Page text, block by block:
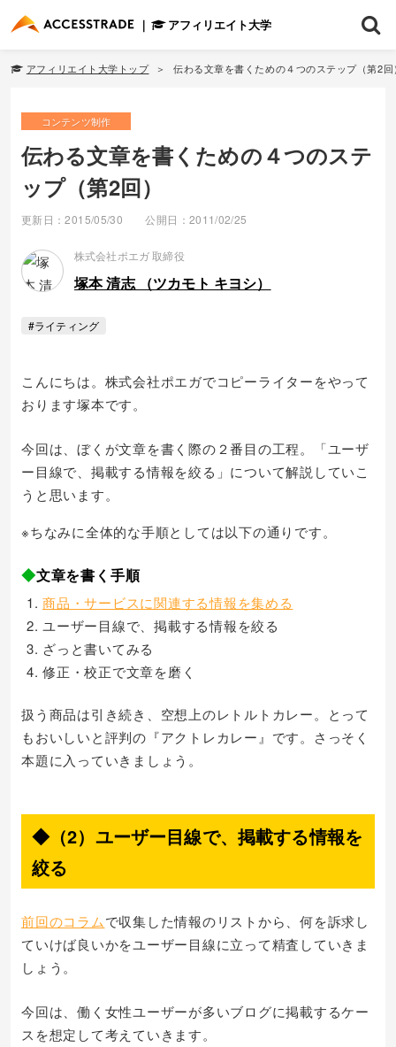
アフィリエイト大学
アフィリエイト大学トップ 伝わる文章を書くための４つのステップ（第2回
コンテンツ制作
伝わる文章を書くための４つのステ
ップ（第2回）
更新日：2015/05/30 公開日：2011/02/25
株式会社ポエガ 取締役
塚本 清志 （ツカモト キヨシ）
#ライティング
こんにちは。株式会社ポエガでコピーライターをやって
おります塚本です。
今回は、ぼくが文章を書く際の２番目の工程。「ユーザ
ー目線で、掲載する情報を絞る」について解説していこ
うと思います。
※ちなみに全体的な手順としては以下の通りです。
◆文章を書く手順
商品・サービスに関連する情報を集める
ユーザー目線で、掲載する情報を絞る
ざっと書いてみる
修正・校正で文章を磨く
扱う商品は引き続き、空想上のレトルトカレー。とって
もおいしいと評判の『アクトレカレー』です。さっそく
本題に入っていきましょう。
◆（2）ユーザー目線で、掲載する情報を
絞る
前回のコラムで収集した情報のリストから、何を訴求し
ていけば良いかをユーザー目線に立って精査していきま
しょう。
今回は、働く女性ユーザーが多いブログに掲載するケー
スを想定して考えていきます。